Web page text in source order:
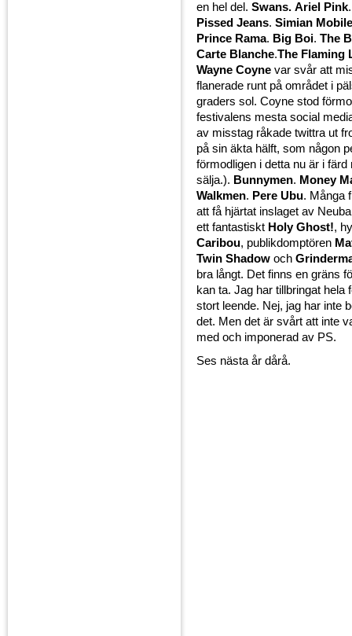
en hel del. Swans. Ariel Pink
Pissed Jeans. Simian
Prince Rama. Big Boi. The
Carte Blanche.The Flaming
Wayne Coyne var svår att
flanerade runt på området i
graders sol. Coyne stod
festivalens mesta social
av misstag råkade twittra ut
på sin äkta hälft, som någon
förmodligen i detta nu är i
sälja.). Bunnymen. Money
Walkmen. Pere Ubu. Många
att få hjärtat inslaget av
ett fantastiskt Holy Ghost!,
Caribou, publikdomptören
Twin Shadow och
bra långt. Det finns en gräns
kan ta. Jag har tillbringat hela
stort leende. Nej, jag har inte
det. Men det är svårt att inte
med och imponerad av PS.
Ses nästa år dårå.